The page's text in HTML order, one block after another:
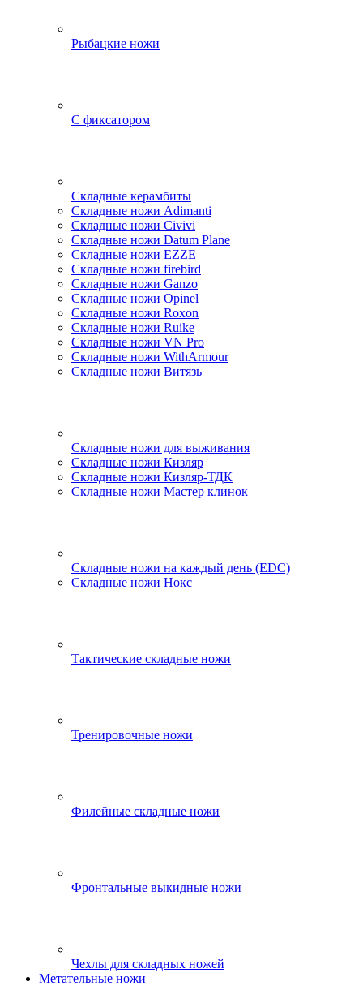
Рыбацкие ножи
С фиксатором
Складные керамбиты
Складные ножи Adimanti
Складные ножи Civivi
Складные ножи Datum Plane
Складные ножи EZZE
Складные ножи firebird
Складные ножи Ganzo
Складные ножи Opinel
Складные ножи Roxon
Складные ножи Ruike
Складные ножи VN Pro
Складные ножи WithArmour
Складные ножи Витязь
Складные ножи для выживания
Складные ножи Кизляр
Складные ножи Кизляр-ТДК
Складные ножи Мастер клинок
Складные ножи на каждый день (EDC)
Складные ножи Нокс
Тактические складные ножи
Тренировочные ножи
Филейные складные ножи
Фронтальные выкидные ножи
Чехлы для складных ножей
Метательные ножи